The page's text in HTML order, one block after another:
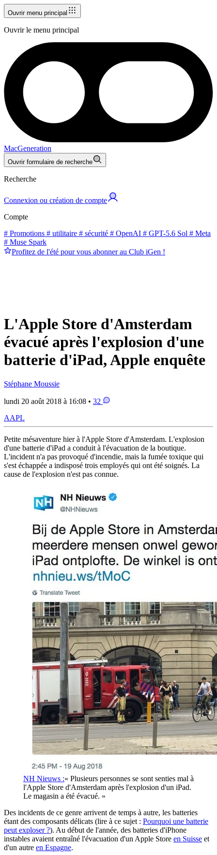
Ouvrir menu principal
Ouvrir le menu principal
MacGeneration
Ouvrir formulaire de recherche
Recherche
Connexion ou création de compte
Compte
# Promotions # utilitaire # sécurité # OpenAI # GPT-5.6 Sol # Meta
# Muse Spark
Profitez de l'été pour vous abonner au Club iGen !
L'Apple Store d'Amsterdam
évacué après l'explosion d'une
batterie d'iPad, Apple enquête
Stéphane Moussie
lundi 20 août 2018 à 16:08 • 32
AAPL
Petite mésaventure hier à l'Apple Store d'Amsterdam. L'explosion
d'une batterie d'iPad a conduit à l'évacuation de la boutique.
L'incident n'a pas provoqué d'incendie, mais la fumée toxique qui
s'est échappée a indisposé trois employés qui ont été soignés. La
cause de l'explosion n'est pas connue.
NH Nieuws :« Plusieurs personnes se sont senties mal à
l'Apple Store d'Amsterdam après l'explosion d'un iPad.
Le magasin a été évacué. »
Des incidents de ce genre arrivent de temps à autre, les batteries
étant des composants délicats (lire à ce sujet : Pourquoi une batterie
peut exploser ?). Au début de l'année, des batteries d'iPhone
instables avaient entraîné l'évacuation d'un Apple Store en Suisse et
d'un autre en Espagne.